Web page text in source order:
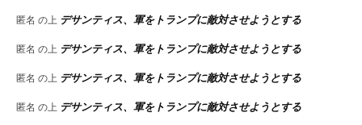
匿名 の上 デサンティス、軍をトランプに敵対させようとする
匿名 の上 デサンティス、軍をトランプに敵対させようとする
匿名 の上 デサンティス、軍をトランプに敵対させようとする
匿名 の上 デサンティス、軍をトランプに敵対させようとする